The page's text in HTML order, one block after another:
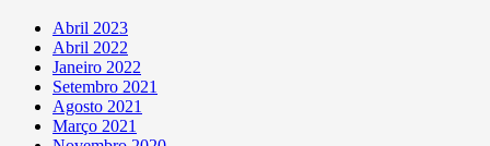
Abril 2023
Abril 2022
Janeiro 2022
Setembro 2021
Agosto 2021
Março 2021